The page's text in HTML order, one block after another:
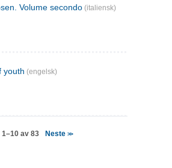
Volume secondo (italiensk)
youth (engelsk)
1–10 av 83 Neste>>